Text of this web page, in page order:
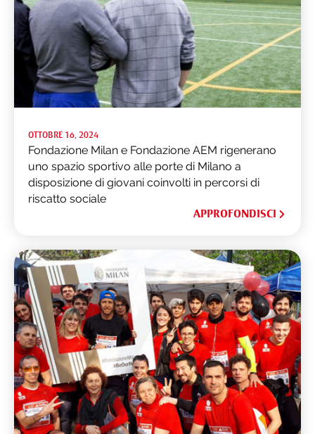
OTTOBRE 16, 2024
Fondazione Milan e Fondazione AEM rigenerano
uno spazio sportivo alle porte di Milano a
disposizione di giovani coinvolti in percorsi di
riscatto sociale
APPROFONDISCI